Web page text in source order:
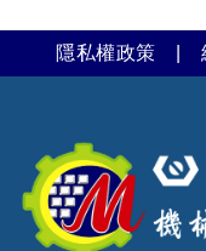
隱私權政策 |